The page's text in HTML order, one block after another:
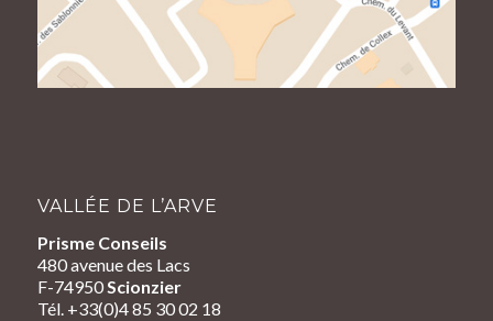
VALLÉE DE L’ARVE
Prisme Conseils
480 avenue des Lacs
F-74950Scionzier
Tél. +33(0)4 85 30 02 18